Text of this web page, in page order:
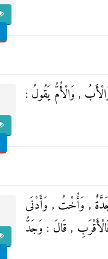
, وَالْأُمُّ يَقُولُ :
, وَأُخْتُ , وَأَدْنَى
فَالْأَقْرَبِ , قَالَ : وَجَدُّ